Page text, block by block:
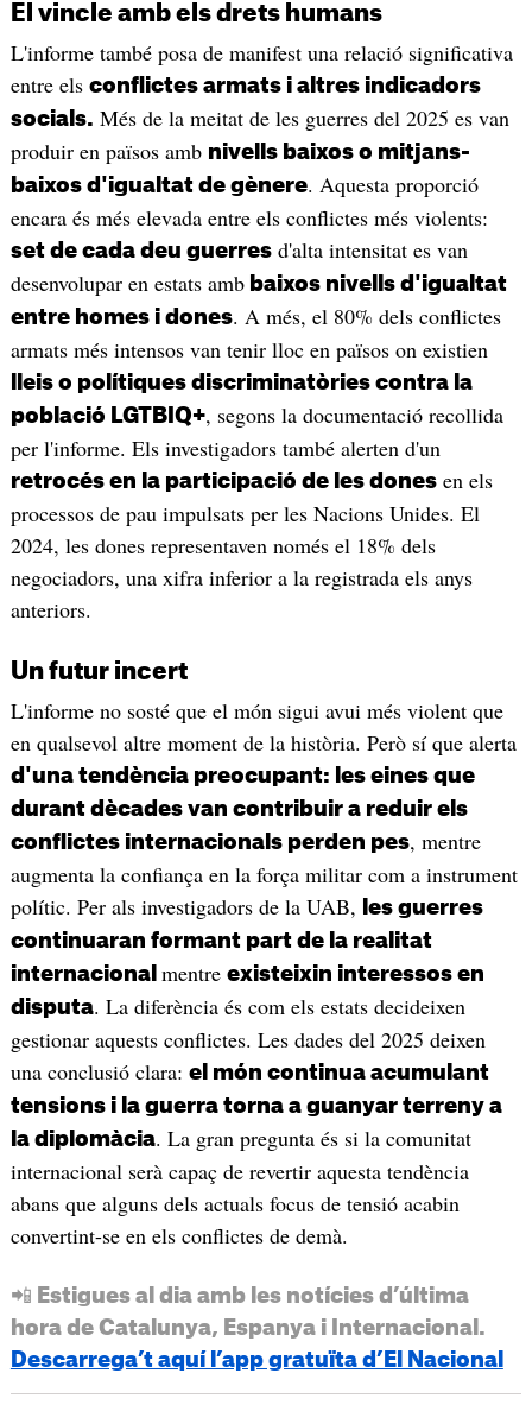
El vincle amb els drets humans
L'informe també posa de manifest una relació significativa
entre els conflictes armats i altres indicadors
socials. Més de la meitat de les guerres del 2025 es van
produir en països amb nivells baixos o mitjans-
baixos d'igualtat de gènere. Aquesta proporció
encara és més elevada entre els conflictes més violents:
set de cada deu guerresd'alta intensitat es van
desenvolupar en estats ambbaixos nivells d'igualtat
entre homes i dones. A més, el 80% dels conflictes
armats més intensos van tenir lloc en països on existien
lleis o polítiques discriminatòries contra la
població LGTBIQ+, segons la documentació recollida
per l'informe. Els investigadors també alerten d'un
retrocés en la participació de les donesen els
processos de pau impulsats per les Nacions Unides. El
2024, les dones representaven només el 18% dels
negociadors, una xifra inferior a la registrada els anys
anteriors.
Un futur incert
L'informe no sosté que el món sigui avui més violent que
en qualsevol altre moment de la història. Però sí que alerta
d'una tendència preocupant: les eines que
durant dècades van contribuir a reduir els
conflictes internacionals perden pes, mentre
augmenta la confiança en la força militar com a instrument
polític. Per als investigadors de la UAB,
les guerres
continuaran formant part de la realitat
internacional mentre existeixin interessos en
disputa. La diferència és com els estats decideixen
gestionar aquests conflictes. Les dades del 2025 deixen
una conclusió clara: el món continua acumulant
tensions i la guerra torna a guanyar terreny a
la diplomàcia. La gran pregunta és si la comunitat
internacional serà capaç de revertir aquesta tendència
abans que alguns dels actuals focus de tensió acabin
convertint-se en els conflictes de demà.
📲 Estigues al dia amb les notícies d’última
hora de Catalunya, Espanya i Internacional.
Descarrega’t aquí l’app gratuïta d’El Nacional